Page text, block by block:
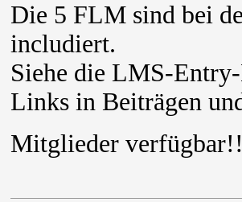
Die 5 FLM sind bei
includiert.
Siehe die LMS-
Links in Beiträgen
Mitglieder